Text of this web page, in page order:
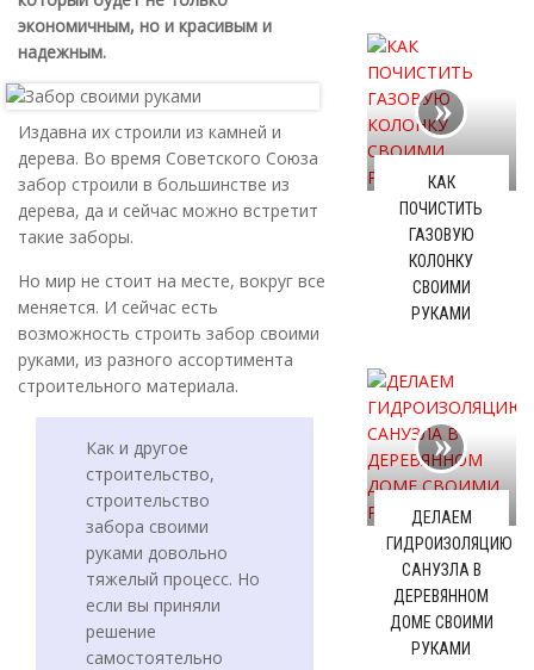
экономичным, но и красивым и
надежным.
Издавна их строили из камней и
дерева. Во время Советского Союза
забор строили в большинстве из
дерева, да и сейчас можно встретит
такие заборы.
Но мир не стоит на месте, вокруг все
меняется. И сейчас есть
возможность строить забор своими
руками, из разного ассортимента
строительного материала.
Как и другое
строительство,
строительство
забора своими
руками довольно
тяжелый процесс. Но
если вы приняли
решение
самостоятельно
КАК
ПОЧИСТИТЬ
ГАЗОВУЮ
КОЛОНКУ
СВОИМИ
РУКАМИ
ДЕЛАЕМ
ГИДРОИЗОЛЯЦИЮ
САНУЗЛА В
ДЕРЕВЯННОМ
ДОМЕ СВОИМИ
РУКАМИ